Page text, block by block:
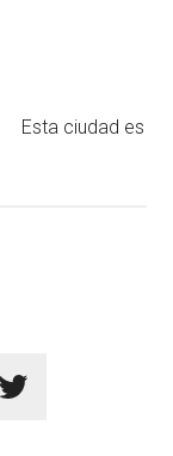
Esta ciudad es